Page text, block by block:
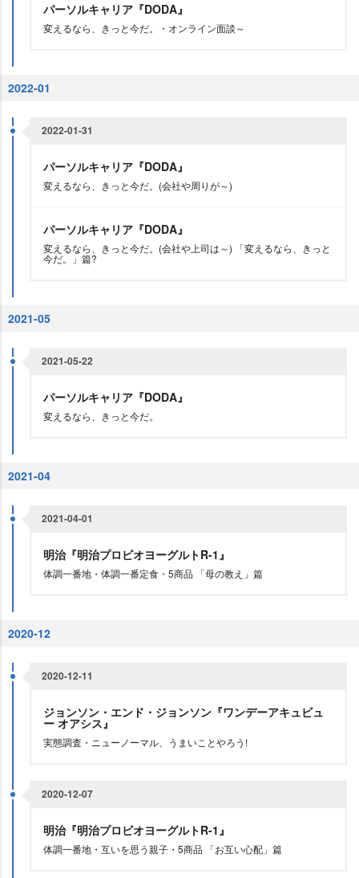
パーソルキャリア『DODA』
変えるなら、きっと今だ。・オンライン面談～
2022-01
2022-01-31
パーソルキャリア『DODA』
変えるなら、きっと今だ。(会社や周りが～)
パーソルキャリア『DODA』
変えるなら、きっと今だ。(会社や上司は～) 「変えるなら、きっと
今だ。」篇?
2021-05
2021-05-22
パーソルキャリア『DODA』
変えるなら、きっと今だ。
2021-04
2021-04-01
明治『明治プロビオヨーグルトR-1』
体調一番地・体調一番定食・5商品 「母の教え」篇
2020-12
2020-12-11
ジョンソン・エンド・ジョンソン『ワンデーアキュビュ
ー オアシス』
実態調査・ニューノーマル、うまいことやろう!
2020-12-07
明治『明治プロビオヨーグルトR-1』
体調一番地・互いを思う親子・5商品 「お互い心配」篇